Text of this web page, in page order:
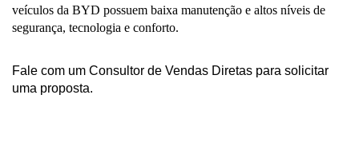
veículos da BYD possuem baixa manutenção e altos níveis de
segurança, tecnologia e conforto.
Fale com um Consultor de Vendas Diretas para solicitar
uma proposta.